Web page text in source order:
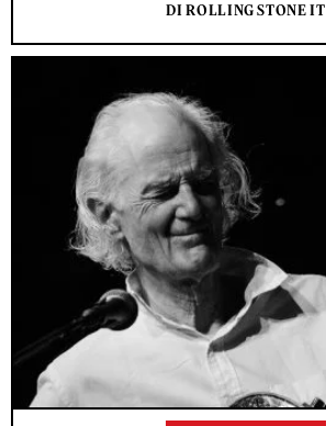
DI ROLLING STONE IT